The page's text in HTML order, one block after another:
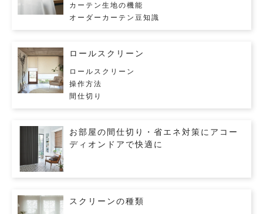
カーテン生地の機能
オーダーカーテン豆知識
ロールスクリーン
ロールスクリーン
操作方法
間仕切り
お部屋の間仕切り・省エネ対策にアコー
ディオンドアで快適に
スクリーンの種類